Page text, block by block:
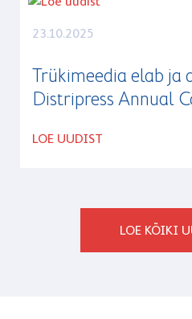
23.10.2025
Trükimeedia elab ja
Distripress Annual
LOE UUDIST
LOE KÕIKI